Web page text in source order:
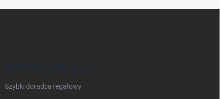
WSZYSTKO O REGAŁACH
Szybki doradca regałowy